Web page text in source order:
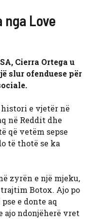
Love
Cierra Ortega u
slur ofenduese për
e vjetër në
në Reddit dhe
që vetëm sepse
të thotë se ka
zyrën e një mjeku,
Botox. Ajo po
e donte aq
ajo ndonjëherë vret